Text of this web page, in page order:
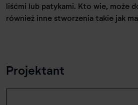
liśćmi lub patykami. Kto wie, może
również inne stworzenia takie jak
Projektant